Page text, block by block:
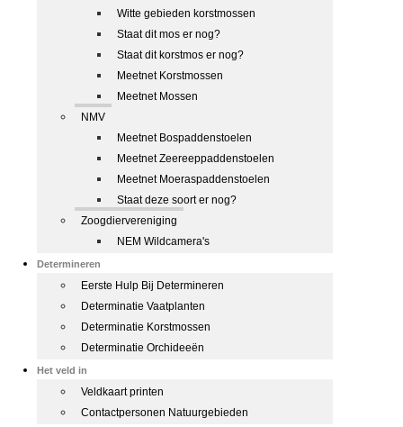
Witte gebieden korstmossen
Staat dit mos er nog?
Staat dit korstmos er nog?
Meetnet Korstmossen
Meetnet Mossen
NMV
Meetnet Bospaddenstoelen
Meetnet Zeereeppaddenstoelen
Meetnet Moeraspaddenstoelen
Staat deze soort er nog?
Zoogdiervereniging
NEM Wildcamera's
Determineren
Eerste Hulp Bij Determineren
Determinatie Vaatplanten
Determinatie Korstmossen
Determinatie Orchideeën
Het veld in
Veldkaart printen
Contactpersonen Natuurgebieden